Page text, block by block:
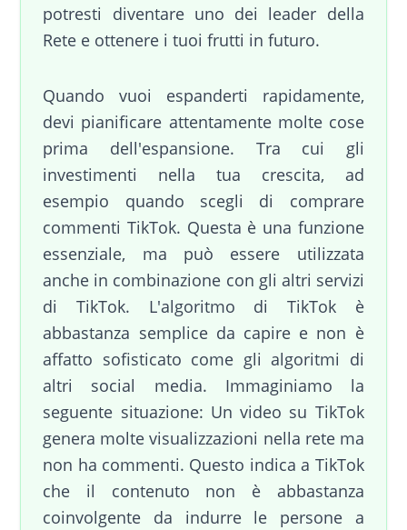
potresti diventare uno dei leader della
Rete e ottenere i tuoi frutti in futuro.
Quando vuoi espanderti rapidamente,
devi pianificare attentamente molte cose
prima dell'espansione. Tra cui gli
investimenti nella tua crescita, ad
esempio quando scegli di comprare
commenti TikTok. Questa è una funzione
essenziale, ma può essere utilizzata
anche in combinazione con gli altri servizi
di TikTok. L'algoritmo di TikTok è
abbastanza semplice da capire e non è
affatto sofisticato come gli algoritmi di
altri social media. Immaginiamo la
seguente situazione: Un video su TikTok
genera molte visualizzazioni nella rete ma
non ha commenti. Questo indica a TikTok
che il contenuto non è abbastanza
coinvolgente da indurre le persone a